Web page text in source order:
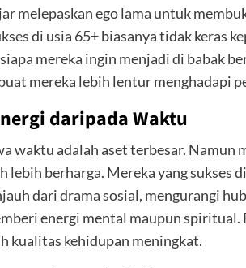
melepaskan ego lama untuk
di usia 65+ biasanya tidak keras
mereka ingin menjadi di babak
mereka lebih lentur menghadapi
daripada Waktu
waktu adalah aset terbesar. Namun
lebih berharga. Mereka yang sukses
dari drama sosial, mengurangi
energi mental maupun spiritual.
kualitas kehidupan meningkat.